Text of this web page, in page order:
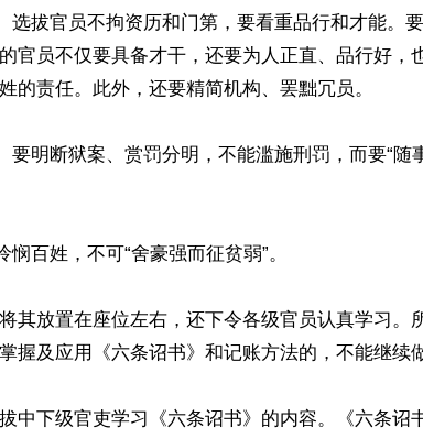
选拔官员不拘资历和门第，要看重品行和才能。
官员不仅要具备才干，还要为人正直、品行好，
的责任。此外，还要精简机构、罢黜冗员。
要明断狱案、赏罚分明，不能滥施刑罚，而要“随
百姓，不可“舍豪强而征贫弱”。
其放置在座位左右，还下令各级官员认真学习。
握及应用《六条诏书》和记账方法的，不能继续
中下级官吏学习《六条诏书》的内容。《六条诏